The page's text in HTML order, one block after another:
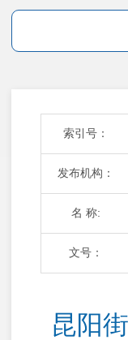
索引号：
发布机构：
名 称:
文号：
昆阳